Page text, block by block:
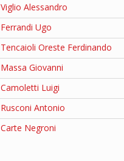
Viglio Alessandro
Ferrandi Ugo
Tencaioli Oreste Ferdinando
Massa Giovanni
Camoletti Luigi
Rusconi Antonio
Carte Negroni